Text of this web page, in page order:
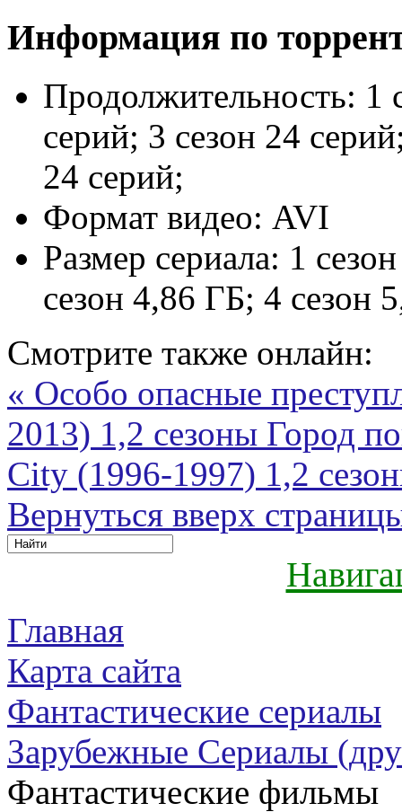
Информация по
Продолжительность: 1
серий; 3 сезон 24
24 серий;
Формат видео: AVI
Размер сериала: 1
сезон 4,86 ГБ; 4 сезон
Смотрите также онлайн:
« Особо опасные
2013) 1,2 сезоны Город
City (1996-1997) 1,2
Вернуться вверх
Главная
Карта сайта
Фантастические сериалы
Зарубежные Сериалы
Фантастические фильмы